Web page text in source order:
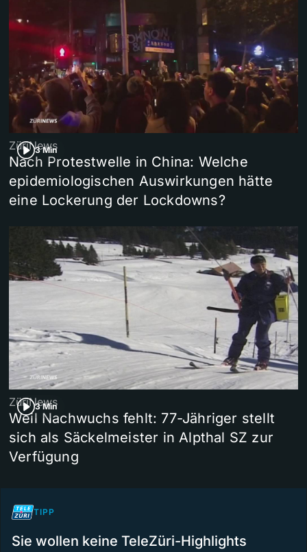
3 Min
ZüriNews
Nach Protestwelle in China: Welche
epidemiologischen Auswirkungen hätte
eine Lockerung der Lockdowns?
3 Min
ZüriNews
Weil Nachwuchs fehlt: 77-Jähriger stellt
sich als Säckelmeister in Alpthal SZ zur
Verfügung
TIPP
Sie wollen keine TeleZüri-Highlights